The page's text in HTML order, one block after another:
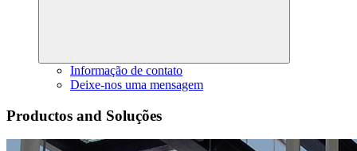
Informação de contato
Deixe-nos uma mensagem
Productos and Soluções